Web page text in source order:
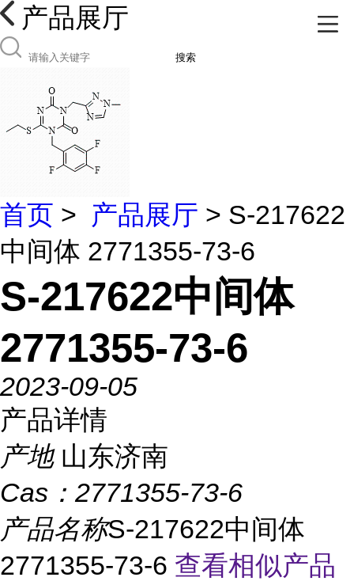
产品展厅
搜索
首页 > 产品展厅 > S-217622
中间体 2771355-73-6
S-217622中间体
2771355-73-6
2023-09-05
产品详情
产地 山东济南
Cas： 2771355-73-6
产品名称S-217622中间体
2771355-73-6 查看相似产品